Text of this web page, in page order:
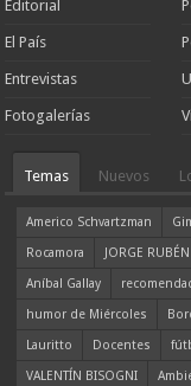
Editorial
El País
Entrevistas
Fotogalerías
Temas Nuevos
Americo Schvartzman
Rocamora
JORGE
Aníbal Gallay
humor de Miércoles
Lauritto
Docentes
VALENTÍN BISOGNI